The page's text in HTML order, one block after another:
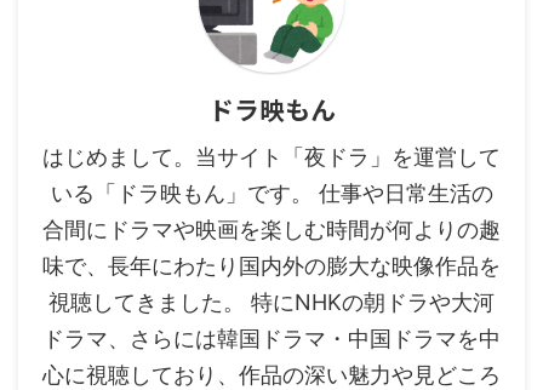
ドラ映もん
はじめまして。当サイト「夜ドラ」を運営して
いる「ドラ映もん」です。 仕事や日常生活の
合間にドラマや映画を楽しむ時間が何よりの趣
味で、長年にわたり国内外の膨大な映像作品を
視聴してきました。 特にNHKの朝ドラや大河
ドラマ、さらには韓国ドラマ・中国ドラマを中
心に視聴しており、作品の深い魅力や見どころ